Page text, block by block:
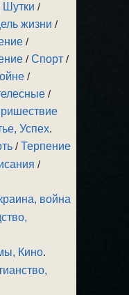
/
жизни /
/
/Спорт /
/
/
Успех.
/Терпение
/
война
Кино.